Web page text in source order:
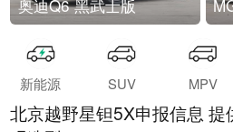
奥迪Q6 黑武士版
新能源 SUV MPV
北京越野星钽5X申报信息 提